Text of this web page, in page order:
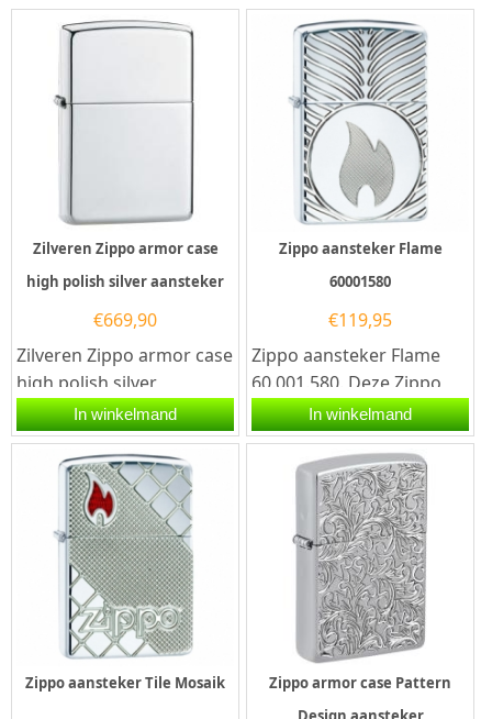
Zilveren Zippo armor case
high polish silver aansteker
€669,90
Zilveren Zippo armor case
high polish silver
aansteker. Deze Zippo
aansteker heeft een
hoogglans...
In winkelmand
Zippo aansteker Flame
60001580
€119,95
Zippo aansteker Flame
60.001.580. Deze Zippo
aansteker heeft een
hoogglans afwerking en
aan de...
In winkelmand
Zippo aansteker Tile Mosaik
Zippo armor case Pattern